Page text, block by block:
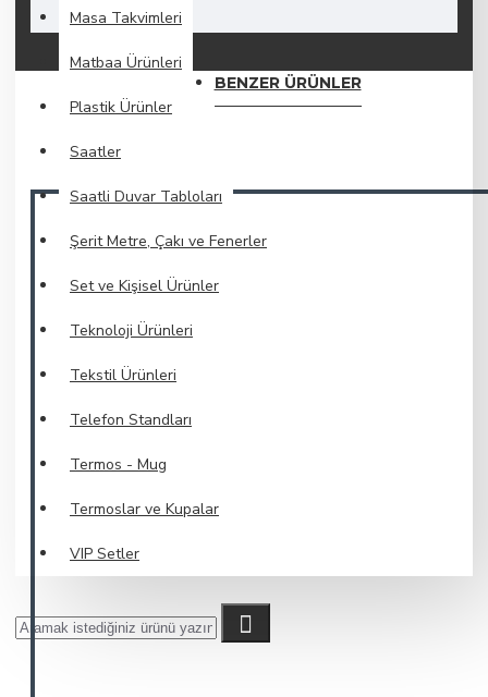
Masa Takvimleri
Matbaa Ürünleri
Plastik Ürünler
Saatler
Saatli Duvar Tabloları
Şerit Metre, Çakı ve Fenerler
Set ve Kişisel Ürünler
Teknoloji Ürünleri
Tekstil Ürünleri
Telefon Standları
Termos - Mug
Termoslar ve Kupalar
VIP Setler
BENZER ÜRÜNLER